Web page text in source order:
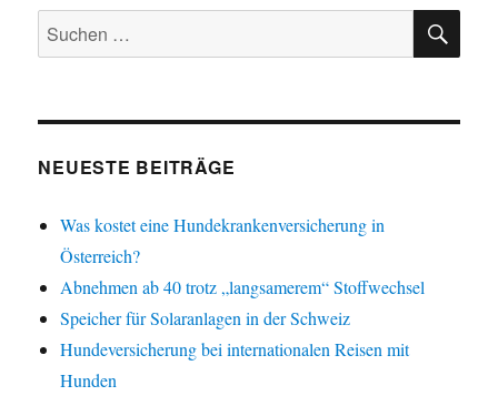
Suchen
nach:
NEUESTE BEITRÄGE
Was kostet eine Hundekrankenversicherung in
Österreich?
Abnehmen ab 40 trotz „langsamerem“ Stoffwechsel
Speicher für Solaranlagen in der Schweiz
Hundeversicherung bei internationalen Reisen mit
Hunden